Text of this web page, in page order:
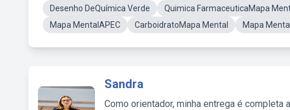
Desenho DeQuímica Verde
Quimica FarmaceuticaMapa
Mapa MentalAPEC
CarboidratoMapa Mental Mapa
Sandra
Como orientador, minha entrega é